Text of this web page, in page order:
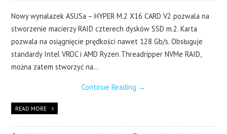
Nowy wynalazek ASUSa – HYPER M.2 X16 CARD V2 pozwala na
stworzenie macierzy RAID czterech dysków SSD m.2. Karta
pozwala na osiągnięcie prędkości nawet 128 Gb/s. Obsługuje
standardy Intel VROC i AMD Ryzen Threadripper NVMe RAID,
można zatem stworzyć na…
Continue Reading →
READ MORE